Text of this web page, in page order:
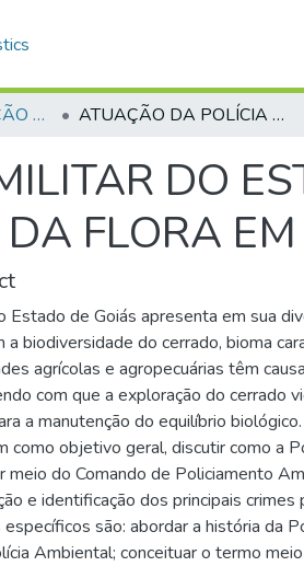
CURSO DE FORMAÇÃO DE PRAÇAS - CFP - 2018 ATUAÇÃO DA POLÍCIA MILITAR DO ESTADO DE GOIÁS PARA A PRESERVAÇÃO DA FLORA EM SEU TERRITÓRIO
DO
FLORA
Estado de Goiás apresenta em sua
a biodiversidade do cerrado, bioma
agrícolas e agropecuárias têm
com que a exploração do cerrado
a manutenção do equilíbrio
como objetivo geral, discutir como a
meio do Comando de Policiamento
e identificação dos principais
são: abordar a história da
Ambiental; conceituar o termo